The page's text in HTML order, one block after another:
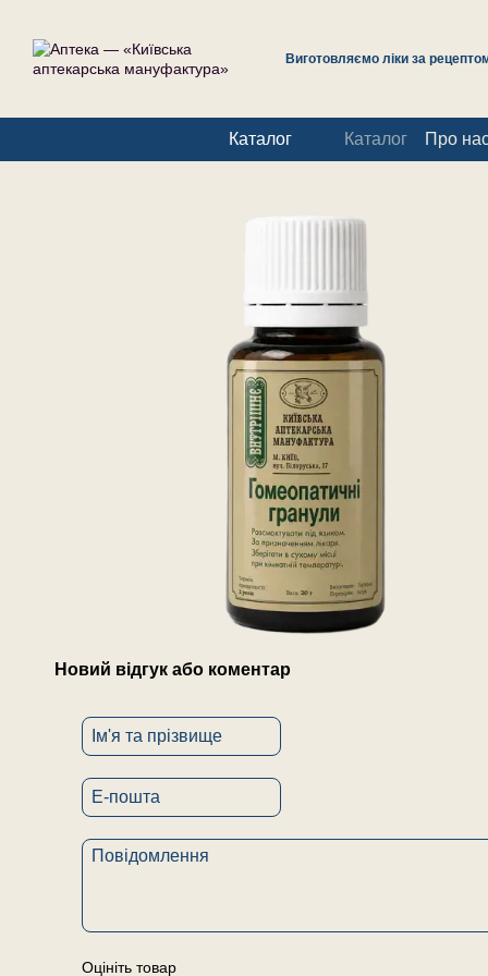
Виготовляємо ліки за
Каталог Каталог Про
Новий відгук або коментар
Оцініть товар